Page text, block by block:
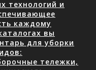
технологий и
каждому
вы
для уборки
тележки,